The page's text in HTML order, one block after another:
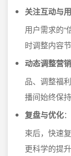
关注互动与
用户需求的“
时调整内容
动态调整营
品、调整福
播间始终保
复盘与优化
束后，快速
更科学的提升